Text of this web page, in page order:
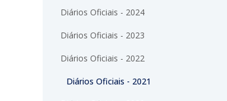
Diários Oficiais - 2024
Diários Oficiais - 2023
Diários Oficiais - 2022
Diários Oficiais - 2021